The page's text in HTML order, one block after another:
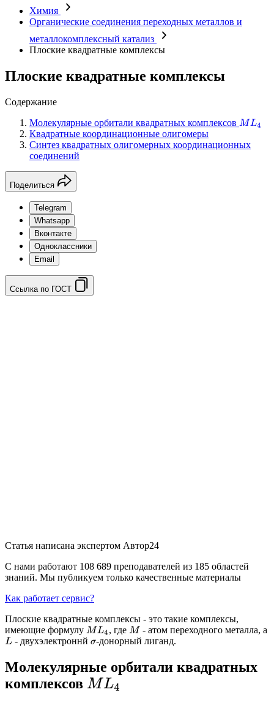
Химия
Органические соединения переходных металлов и
металлокомплексный катализ
Плоские квадратные комплексы
Плоские квадратные комплексы
Содержание
Молекулярные орбитали квадратных комплексов ML4
Квадратные координационные олигомеры
Синтез квадратных олигомерных координационных
соединений
Поделиться
Telegram
Whatsapp
Вконтакте
Одноклассники
Email
Ссылка по ГОСТ
Статья написана экспертом Автор24
С нами работают 108 689 преподавателей из 185 областей
знаний. Мы публикуем только качественные материалы
Как работает сервис?
Плоские квадратные комплексы - это такие комплексы,
имеющие формулу ML4 , где M - атом переходного металла, а
L- двухэлектроннй σ-донорный лиганд.
Молекулярные орбитали квадратных
комплексов ML4